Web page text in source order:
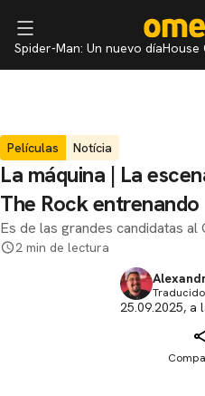
Spider-Man: Un nuevo díaHouse
Películas Notícia
La máquina | La
The Rock entrenando
Es de las grandes candidatas al
2 min de lectura
25.09.2025, a